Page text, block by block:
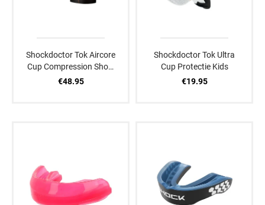
Shockdoctor Tok Aircore
Cup Compression Short
Zwart
€48.95
Shockdoctor Tok Ultra
Cup Protectie Kids
€19.95